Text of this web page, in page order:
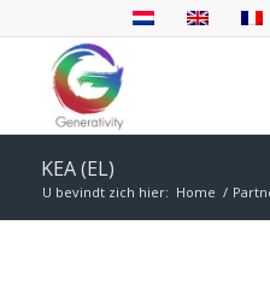
KEA (EL)
U bevindt zich hier: Home /